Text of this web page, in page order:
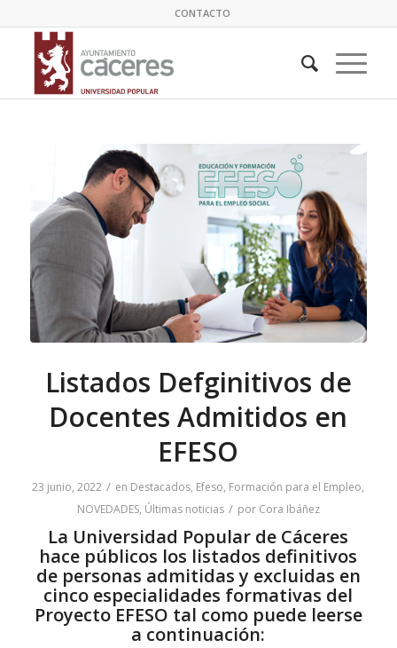
CONTACTO
Listados Defginitivos de
Docentes Admitidos en
EFESO
23 junio, 2022 / en Destacados, Efeso, Formación para el Empleo,
NOVEDADES, Últimas noticias / por Cora Ibáñez
La Universidad Popular de Cáceres
hace públicos los listados definitivos
de personas admitidas y excluidas en
cinco especialidades formativas del
Proyecto EFESO tal como puede leerse
a continuación: